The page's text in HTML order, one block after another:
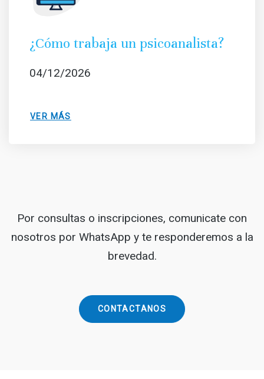
¿Cómo trabaja un psicoanalista?
04/12/2026
VER MÁS
Por consultas o inscripciones, comunicate con
nosotros por WhatsApp y te responderemos a la
brevedad.
CONTACTANOS